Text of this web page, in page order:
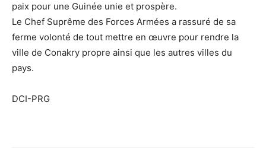
paix pour une Guinée unie et prospère.
Le Chef Suprême des Forces Armées a rassuré de sa
ferme volonté de tout mettre en œuvre pour rendre la
ville de Conakry propre ainsi que les autres villes du
pays.
DCI-PRG